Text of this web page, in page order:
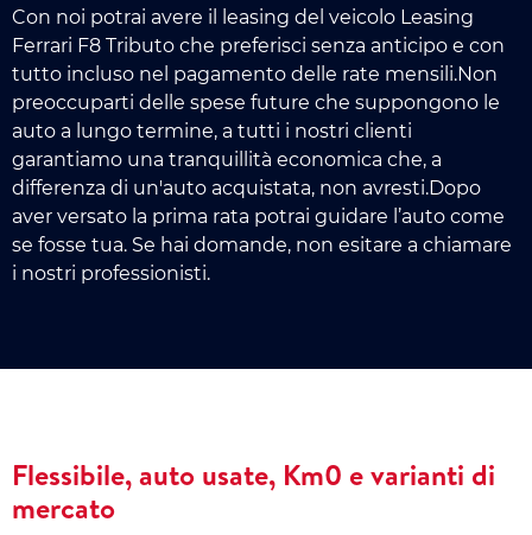
Con noi potrai avere il leasing del veicolo Leasing
Ferrari F8 Tributo che preferisci senza anticipo e con
tutto incluso nel pagamento delle rate mensili.Non
preoccuparti delle spese future che suppongono le
auto a lungo termine, a tutti i nostri clienti
garantiamo una tranquillità economica che, a
differenza di un'auto acquistata, non avresti.Dopo
aver versato la prima rata potrai guidare l’auto come
se fosse tua. Se hai domande, non esitare a chiamare
i nostri professionisti.
Flessibile, auto usate, Km0 e varianti di
mercato